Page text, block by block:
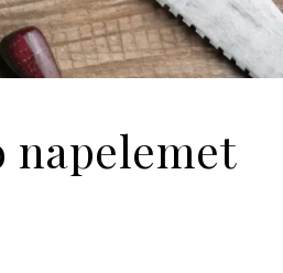
napelemet